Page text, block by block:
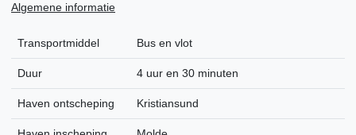
Algemene informatie
Transportmiddel Bus en vlot
Duur 4 uur en 30 minuten
Haven ontscheping Kristiansund